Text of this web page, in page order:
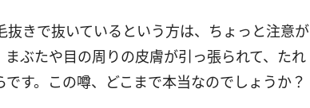
きで抜いているという方は、ちょっと注意が
ぶたや目の周りの皮膚が引っ張られて、たれ
す。この噂、どこまで本当なのでしょうか？